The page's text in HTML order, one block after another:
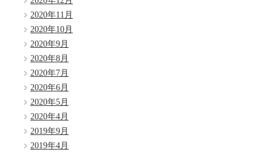
2020年11月
2020年10月
2020年9月
2020年8月
2020年7月
2020年6月
2020年5月
2020年4月
2019年9月
2019年4月